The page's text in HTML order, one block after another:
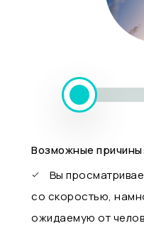
Возможные
Вы
со скоростью,
ожидаемую от